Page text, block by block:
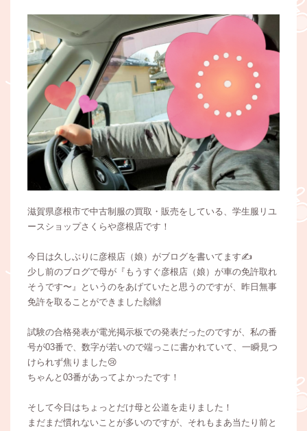
滋賀県彦根市で中古制服の買取・販売をしている、学生服リユ
ースショップさくらや彦根店です！
今日は久しぶりに彦根店（娘）がブログを書いてます✍️
少し前のブログで母が『もうすぐ彦根店（娘）が車の免許取れ
そうです〜』というのをあげていたと思うのですが、昨日無事
免許を取ることができました🙌🙌
試験の合格発表が電光掲示板での発表だったのですが、私の番
号が03番で、数字が若いので端っこに書かれていて、一瞬見つ
けられず焦りました😢
ちゃんと03番があってよかったです！
そして今日はちょっとだけ母と公道を走りました！
まだまだ慣れないことが多いのですが、それもまあ当たり前と